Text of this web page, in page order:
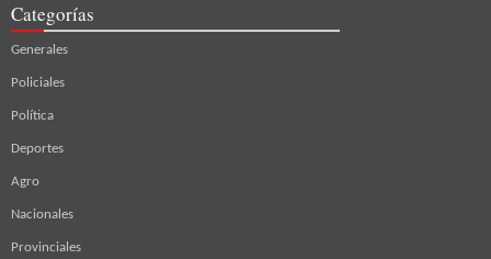
Categorías
Generales
Policiales
Política
Deportes
Agro
Nacionales
Provinciales